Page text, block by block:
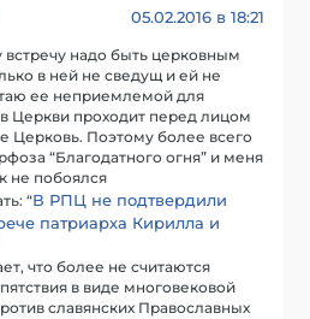
05.02.2016 в 18:21
встречу надо быть церковным
в ней не сведущ и ей не
ее неприемлемой для
Церкви проходит перед лицом
Церковь. Поэтому более всего
“Благодатного огня” и меня
не побоялся
“В РПЦ не подтвердили
патриарха Кирилла и
что более не считаются
в виде многовековой
славянских Православных